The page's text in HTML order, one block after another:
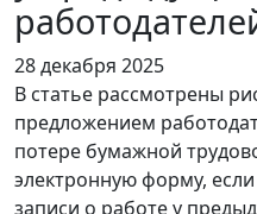
28 декабря 2025
В статье рассмотрены
предложением
потере бумажной
электронную форму,
записи о работе у